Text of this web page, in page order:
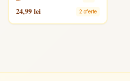
24,99 lei 2 oferte